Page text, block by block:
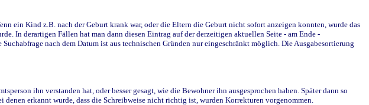
ein Kind z.B. nach der Geburt krank war, oder die Eltern die Geburt nicht sofort anzeigen konnten, wurde das
In derartigen Fällen hat man dann diesen Eintrag auf der derzeitigen aktuellen Seite - am Ende -
nach dem Datum ist aus technischen Gründen nur eingeschränkt möglich. Die Ausgabesortierung
ihn verstanden hat, oder besser gesagt, wie die Bewohner ihn ausgesprochen haben. Später dann so
erkannt wurde, dass die Schreibweise nicht richtig ist, wurden Korrekturen vorgenommen.